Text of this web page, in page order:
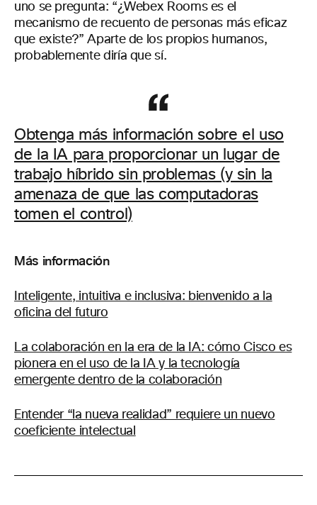
uno se pregunta: “¿Webex Rooms es el
mecanismo de recuento de personas más eficaz
que existe?” Aparte de los propios humanos,
probablemente diría que sí.
Obtenga más información sobre el uso
de la IA para proporcionar un lugar de
trabajo híbrido sin problemas (y sin la
amenaza de que las computadoras
tomen el control)
Más información
Inteligente, intuitiva e inclusiva: bienvenido a la
oficina del futuro
La colaboración en la era de la IA: cómo Cisco es
pionera en el uso de la IA y la tecnología
emergente dentro de la colaboración
Entender “la nueva realidad” requiere un nuevo
coeficiente intelectual